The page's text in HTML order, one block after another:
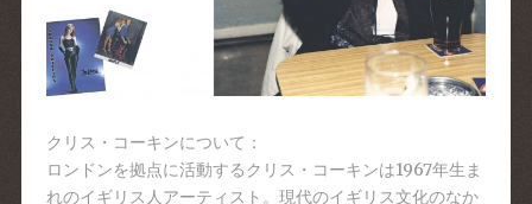
クリス・コーキンについて：
ロンドンを拠点に活動するクリス・コーキンは1967年生ま
れのイギリス人アーティスト。現代のイギリス文化のなか